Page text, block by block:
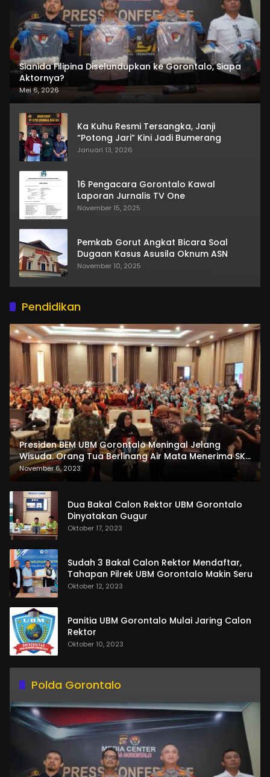
Sianida Filipina Diselundupkan ke Gorontalo, Siapa
Aktornya?
Mei 6, 2026
Ka Kuhu Resmi Tersangka, Janji
“Potong Jari” Kini Jadi Bumerang
Januari 13, 2026
16 Pengacara Gorontalo Kawal
Laporan Jurnalis TV One
November 15, 2025
Pemkab Gorut Angkat Bicara Soal
Dugaan Kasus Asusila Oknum ASN
November 10, 2025
Pendidikan
Presiden BEM UBM Gorontalo Meningal Jelang
Wisuda. Orang Tua Berlinang Air Mata Menerima SKL
dan Pemasangan Salempang
November 6, 2023
Dua Bakal Calon Rektor UBM Gorontalo
Dinyatakan Gugur
Oktober 17, 2023
Sudah 3 Bakal Calon Rektor Mendaftar,
Tahapan Pilrek UBM Gorontalo Makin Seru
Oktober 12, 2023
Panitia UBM Gorontalo Mulai Jaring Calon
Rektor
Oktober 10, 2023
Polda Gorontalo